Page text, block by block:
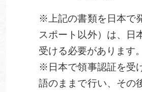
※上記の書類を日本で
スポート以外）は、日
受ける必要があります。
※日本で領事認証を受
語のままで行い、その